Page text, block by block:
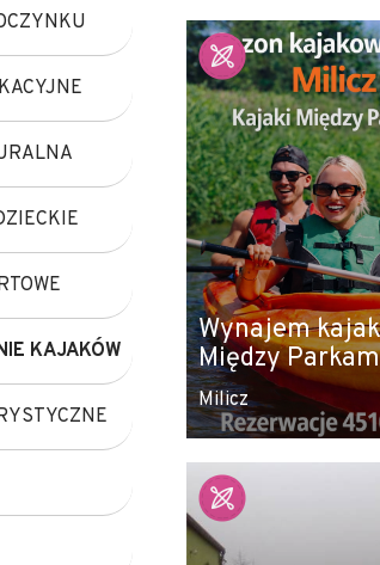
Wynajem
Między
Milicz
KAJAKÓW